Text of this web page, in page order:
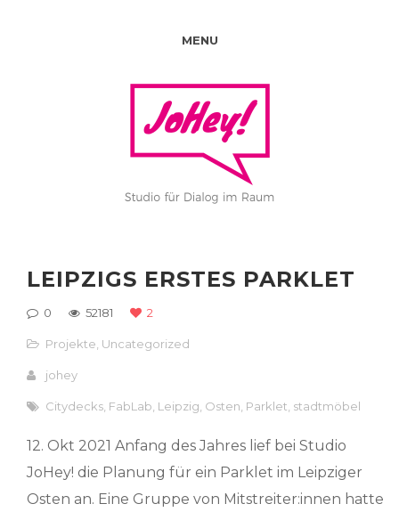
MENU
LEIPZIGS ERSTES PARKLET
0 52181 2
Projekte Uncategorized
johey
Citydecks FabLab Leipzig Osten Parklet stadtmöbel
12. Okt 2021 Anfang des Jahres lief bei Studio
JoHey! die Planung für ein Parklet im Leipziger
Osten an. Eine Gruppe von Mitstreiter:innen hatte